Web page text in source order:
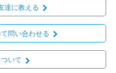
達に教える
問い合わせる
いて